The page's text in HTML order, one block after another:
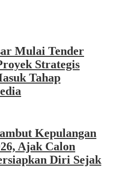
Mulai Tender
Strategis
Tahap
Kepulangan
Ajak Calon
Diri Sejak